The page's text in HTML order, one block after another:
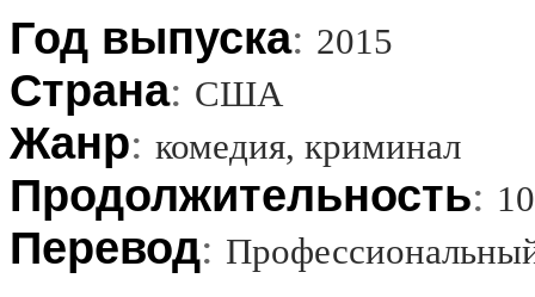
Год выпуска: 2015
Страна: США
Жанр: комедия, криминал
Продолжительность:
Перевод: